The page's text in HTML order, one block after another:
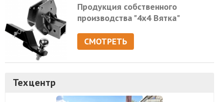
Продукция собственного
производства "4х4 Вятка"
СМОТРЕТЬ
Техцентр